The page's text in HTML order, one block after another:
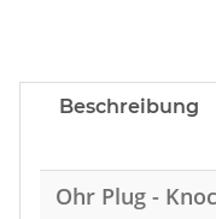
Beschreibung
Ohr Plug -